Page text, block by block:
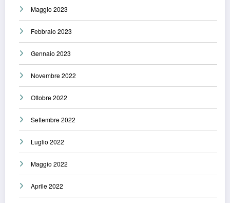
Maggio 2023
Febbraio 2023
Gennaio 2023
Novembre 2022
Ottobre 2022
Settembre 2022
Luglio 2022
Maggio 2022
Aprile 2022